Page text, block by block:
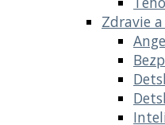
Zdravie